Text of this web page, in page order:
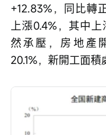
+12.83%，同比轉
上漲0.4%，其中
然承壓，房地產
20.1%，新開工面